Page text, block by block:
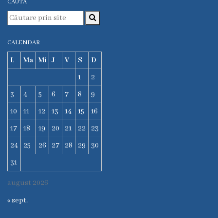
de
Sănătate
CSPT
AMIGOS
Secția
Traumatologie
și
Ortopedie
Secţia
Medicală
şi
CALENDAR
august 2026
L Ma Mi J V S
D
1
2
3
4 5 6 7 8
9
10
11 12 13 14 15
16
17
18 19 20 21 22
23
24
25 26 27 28 29
30
31
« sept.